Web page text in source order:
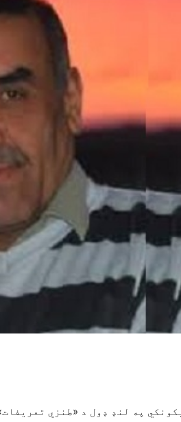
په لنډ ډول د «طنزي